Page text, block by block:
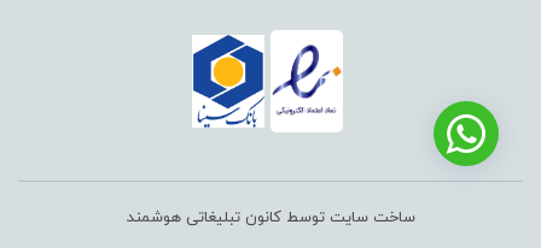
ساخت سایت توسط کانون تبلیغاتی هوشمند